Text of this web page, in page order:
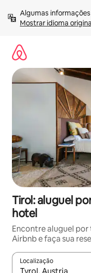
para
Mostrar idioma
Tirol: aluguel
hotel
Encontre aluguel
Airbnb e faça sua
Localização
Quando os